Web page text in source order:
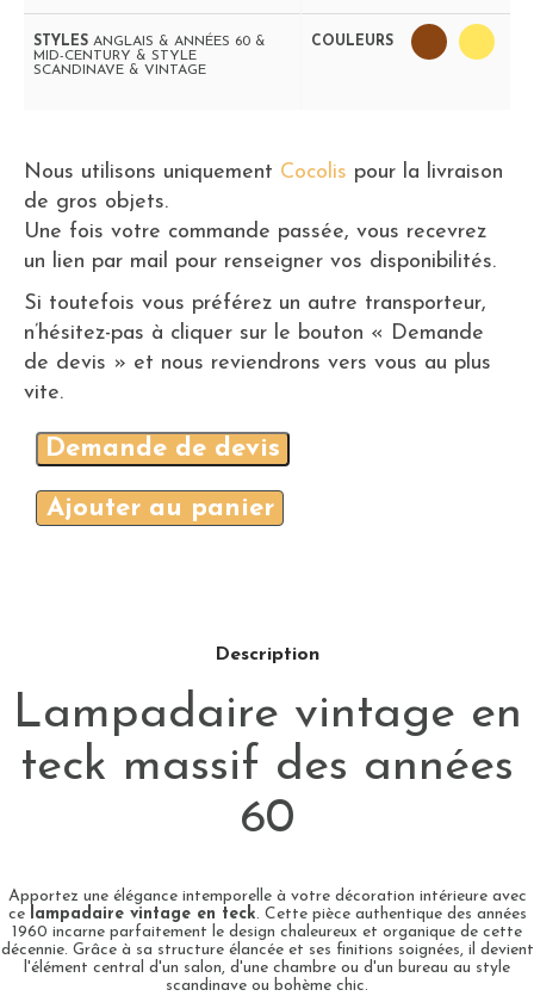
STYLES ANGLAIS & ANNÉES 60 &
MID-CENTURY & STYLE
SCANDINAVE & VINTAGE
COULEURS
Nous utilisons uniquement Cocolis pour la livraison
de gros objets.
Une fois votre commande passée, vous recevrez
un lien par mail pour renseigner vos disponibilités.
Si toutefois vous préférez un autre transporteur,
n’hésitez-pas à cliquer sur le bouton « Demande
de devis » et nous reviendrons vers vous au plus
vite.
Demande de devis
Ajouter au panier
Description
Lampadaire vintage en
teck massif des années
60
Apportez une élégance intemporelle à votre décoration intérieure avec
ce lampadaire vintage en teck. Cette pièce authentique des années
1960 incarne parfaitement le design chaleureux et organique de cette
décennie. Grâce à sa structure élancée et ses finitions soignées, il devient
l'élément central d'un salon, d'une chambre ou d'un bureau au style
scandinave ou bohème chic.